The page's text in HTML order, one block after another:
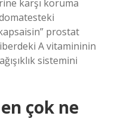
karşı koruma
prostat
A vitamininin
sistemini
çok ne